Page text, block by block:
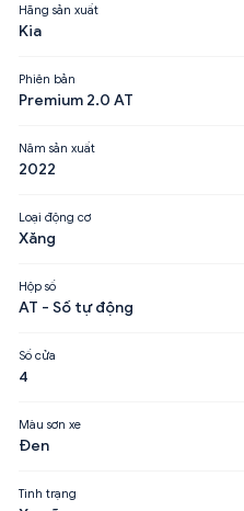
Hãng sản xuất
Kia
Phiên bản
Premium 2.0 AT
Năm sản xuất
2022
Loại động cơ
Xăng
Hộp số
AT - Số tự động
Số cửa
4
Màu sơn xe
Đen
Tình trạng